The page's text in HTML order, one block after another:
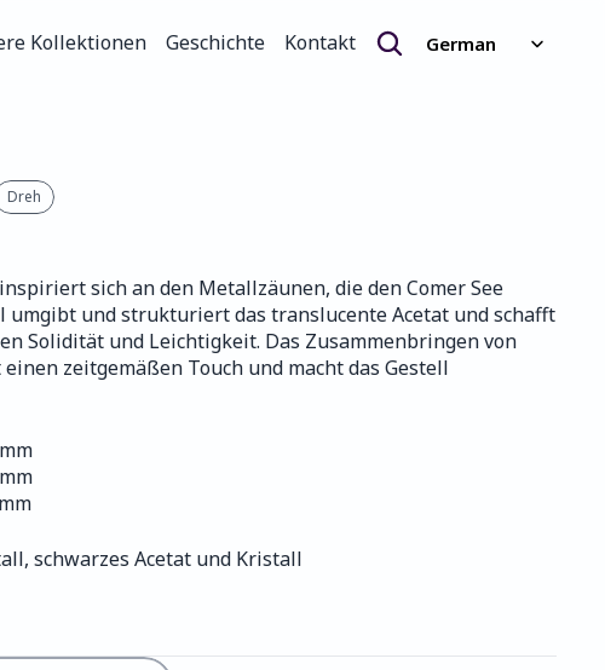
Kollektionen
Geschichte
Kontakt
German
Dreh
sich an den Metallzäunen, die den Comer See
umgibt und strukturiert das translucente Acetat und schafft
Solidität und Leichtigkeit. Das Zusammenbringen von
zeitgemäßen Touch und macht das Gestell
schwarzes Acetat und Kristall